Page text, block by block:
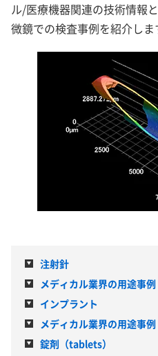
ル/医療機器関連の技術情報
微鏡での検査事例を紹介しま
注射針
メディカル業界の用途事例
インプラント
メディカル業界の用途事例
錠剤（tablets）